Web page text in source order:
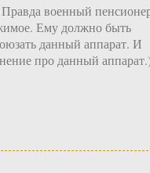
Правда военный
Ему должно быть
данный аппарат. И
про данный